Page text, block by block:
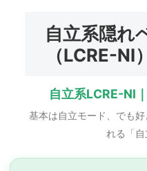
自立系隠れ
（LCRE-
自立系LCRE-NI
基本は自立モード、でも
れる「自